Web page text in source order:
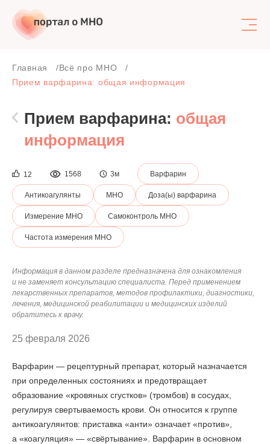
Поиск
Главная
Всё про МНО
Прием варфарина: общая информация
Прием варфарина: общая
информация
12 1568 3м Варфарин
Антикоагулянты МНО Доза(ы) варфарина
Измерение МНО Самоконтроль МНО
Частота измерения МНО
Информация в данном разделе предназначена для ознакомления
и не заменяет консультацию специалиста. Перед применением
лекарственных препаратов, методов профилактики, диагностики,
лечения, медицинской реабилитации и медицинских изделий
обратитесь к врачу.
25 февраля 2026
Варфарин — рецептурный препарат, который назначается
при определенных состояниях и предотвращает
образование «кровяных сгустков» (тромбов) в сосудах,
регулируя свертываемость крови. Он относится к группе
антикоагулянтов: приставка «анти» означает «против»,
а «коагуляция» — «свёртывание». Варфарин в основном